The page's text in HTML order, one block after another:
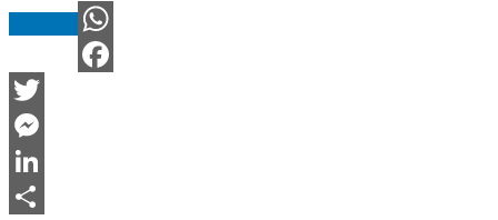
WhatsApp
Facebook
Twitter
Messenger
LinkedIn